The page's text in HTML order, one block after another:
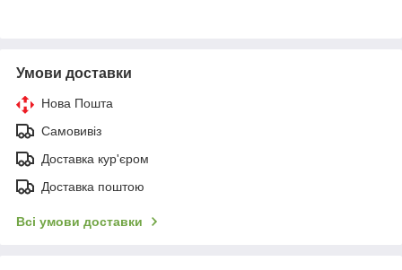
Умови доставки
Нова Пошта
Самовивіз
Доставка кур'єром
Доставка поштою
Всі умови доставки